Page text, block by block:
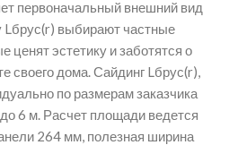
первоначальный внешний вид
Lбрус(r) выбирают частные
ценят эстетику и заботятся о
своего дома. Сайдинг Lбрус(r),
по размерам заказчика
6 м. Расчет площади ведется
264 мм, полезная ширина